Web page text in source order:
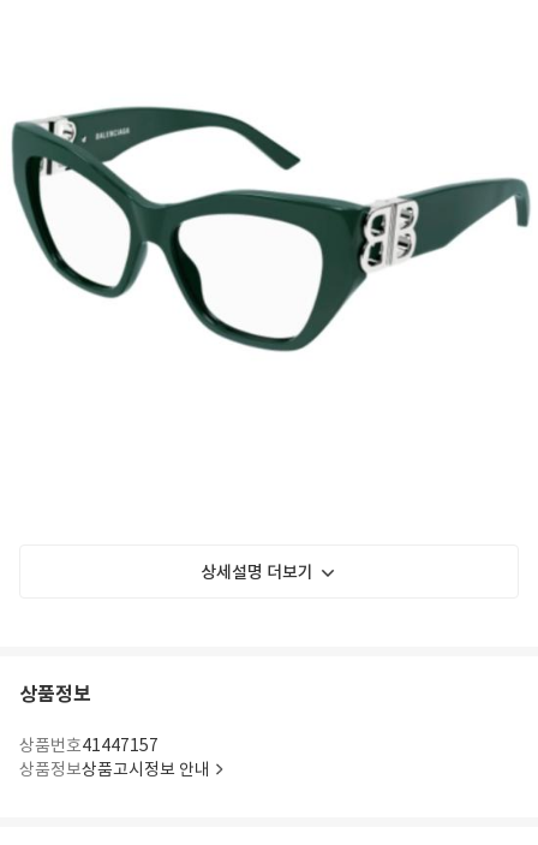
상세설명 더보기
상품정보
상품번호41447157
상품정보상품고시정보 안내